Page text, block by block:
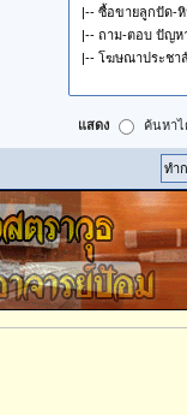
แสดง ค้นหาไ